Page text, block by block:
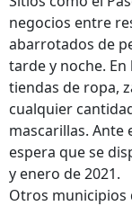
negocios entre
abarrotados de
tarde y noche.
tiendas de ropa,
cualquier
mascarillas. Ante
espera que se
y enero de 2021.
Otros municipios